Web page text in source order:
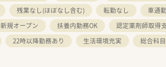
残業なし(ほぼなし含む) 転勤なし 車通
新規オープン 扶養内勤務OK 認定薬剤師取得
22時以降勤務あり 生活環境充実 総合科目